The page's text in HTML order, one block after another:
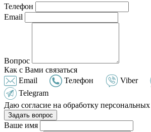
Телефон
Email
Вопрос
Как с Вами связаться
Email
Телефон Viber
Telegram
Даю согласие на обработку
Задать вопрос
Ваше имя